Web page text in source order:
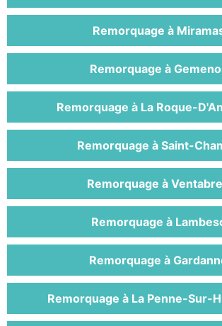
Remorquage à
Remorquage à
Remorquage à La Roque-
Remorquage à Saint-
Remorquage à
Remorquage à
Remorquage à
Remorquage à La Penne-Sur-